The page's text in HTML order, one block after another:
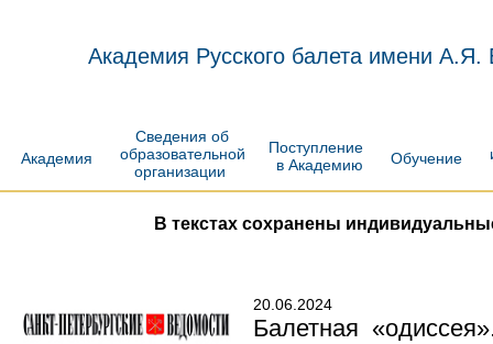
Академия Русского балета имени А.Я.
Академия
Сведения об
образовательной
организации
Поступление
в Академию
Обучение
В текстах сохранены
20.06.2024
Балетная